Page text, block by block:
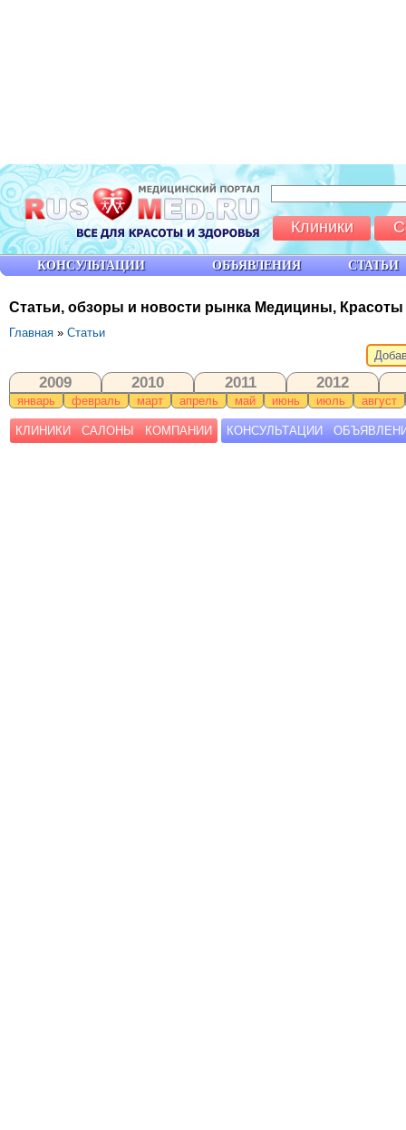
Статьи, обзоры и новости рынка Медицины,
Главная » Статьи
2009 2010 2011 2012
январь февраль март апрель май июнь июль август
КЛИНИКИ САЛОНЫ КОМПАНИИ КОНСУЛЬТАЦИИ
КОНСУЛЬТАЦИИ ОБЪЯВЛЕНИЯ СТАТЬИ
Клиники